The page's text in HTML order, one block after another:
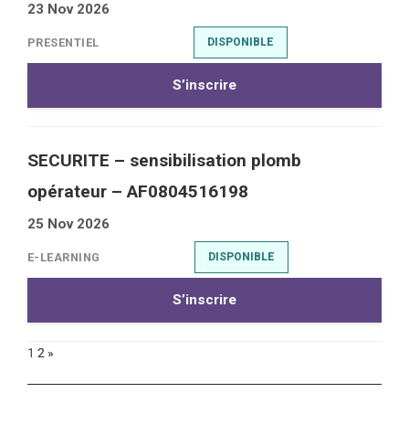
23 Nov 2026
PRESENTIEL DISPONIBLE
S’inscrire
SECURITE – sensibilisation plomb
opérateur – AF0804516198
25 Nov 2026
E-LEARNING DISPONIBLE
S’inscrire
1 2 »